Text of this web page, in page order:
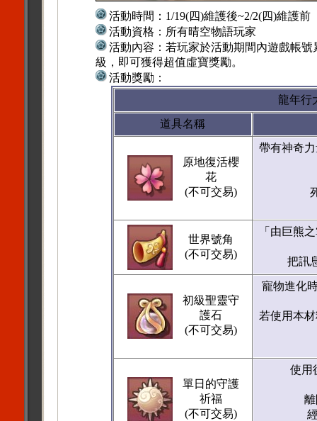
活動時間： 1/19(四)維護後~2/2(四)維護前
活動資格： 所有晴空物語玩家
活動內容： 若玩家於活動期間內遊戲帳
級，即可獲得超值虛寶獎勵。
活動獎勵：
龍年行
道具名稱
原地復活櫻
花
(不可交易)
帶有神奇
世界號角
(不可交易)
「由巨熊
把訊
初級聖靈守
護石
(不可交易)
寵物進化
若使用本
單日的守護
祈福
(不可交易)
使用